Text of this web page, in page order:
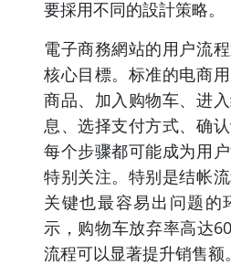
要採用不同的設計策略。
電子商務網站的用户流
核心目標。标准的电商
商品、加入购物车、进
息、选择支付方式、确认
每个步骤都可能成为用
特别关注。特别是结帐
关键也最容易出问题的
示，购物车放弃率高达
流程可以显著提升销售额。